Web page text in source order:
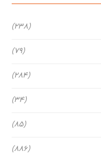
(238)
(79)
(284)
(34)
(85)
(886)